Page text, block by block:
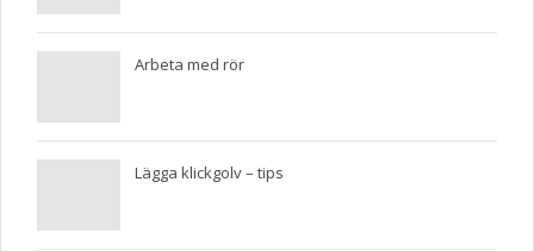
Arbeta med rör
Lägga klickgolv – tips